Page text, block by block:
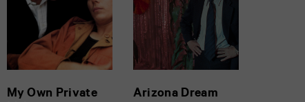
My Own Private
Arizona Dream